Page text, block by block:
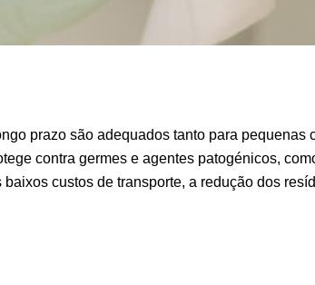
prazo são adequados tanto para
contra germes e agentes patogénicos,
custos de transporte, a redução dos